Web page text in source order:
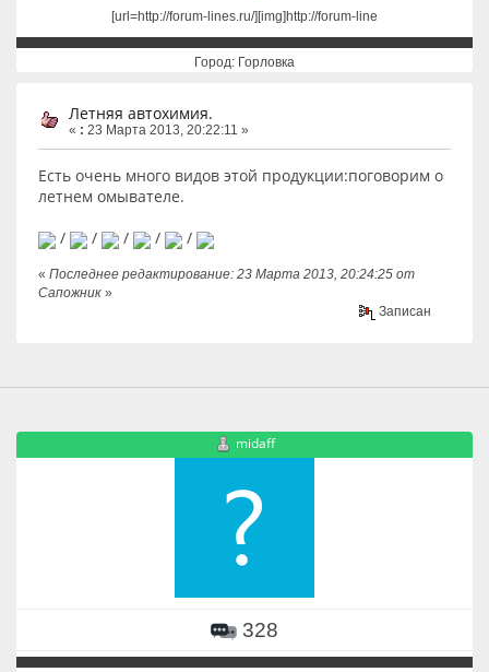
[url=http://forum-lines.ru/][img]http://forum-line
Город: Горловка
Летняя автохимия.
« : 23 Марта 2013, 20:22:11 »
Есть очень много видов этой продукции:поговорим о
летнем омывателе.
/
/ / / /
« Последнее редактирование: 23 Марта 2013, 20:24:25 от
Сапожник »
Записан
midaff
328